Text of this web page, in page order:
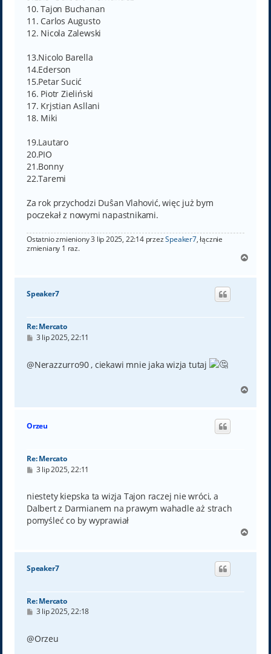
10. Tajon Buchanan
11. Carlos Augusto
12. Nicola Zalewski
13.Nicolo Barella
14.Ederson
15.Petar Sucić
16. Piotr Zieliński
17. Krjstian Asllani
18. Miki
19.Lautaro
20.PIO
21.Bonny
22.Taremi
Za rok przychodzi Duŝan Vlahović, więc już bym
poczekał z nowymi napastnikami.
Ostatnio zmieniony 3 lip 2025, 22:14 przezSpeaker7, łącznie
zmieniany 1 raz.
g
Speaker7
Re: Mercato
P
t
3 lip 2025, 22:11
@Nerazzurro90 , ciekawi mnie jaka wizja tutaj
g
Orzeu
Re: Mercato
P
t
3 lip 2025, 22:11
niestety kiepska ta wizja Tajon raczej nie wróci, a
Dalbert z Darmianem na prawym wahadle aż strach
pomyśleć co by wyprawiał
g
Speaker7
Re: Mercato
P
t
3 lip 2025, 22:18
@Orzeu